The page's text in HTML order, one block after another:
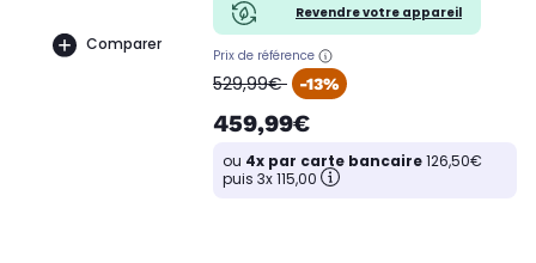
Comparer
Revendre votre appareil
Prix de référence
oldPrice
529,99€ -13%
459,99€
ou 4x par carte bancaire126,50€
puis 3x 115,00